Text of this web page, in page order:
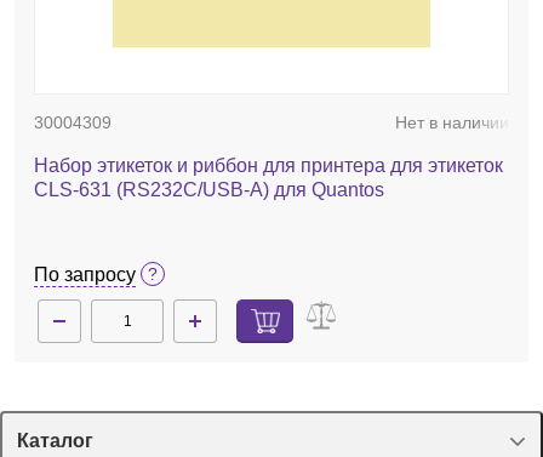
30004309 Нет в наличии
Набор этикеток и риббон для принтера для этикеток
CLS-631 (RS232C/USB-A) для Quantos
По запросу
Каталог